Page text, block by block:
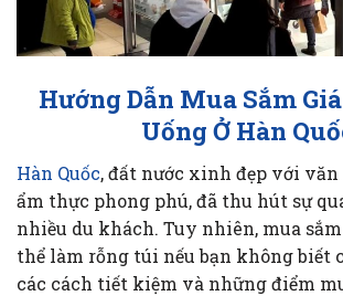
Hướng Dẫn Mua Sắm
Uống Ở Hàn
Hàn Quốc, đất nước xinh đẹp với văn
ẩm thực phong phú, đã thu hút sự
nhiều du khách. Tuy nhiên, mua
thể làm rỗng túi nếu bạn không biết
các cách tiết kiệm và những điểm